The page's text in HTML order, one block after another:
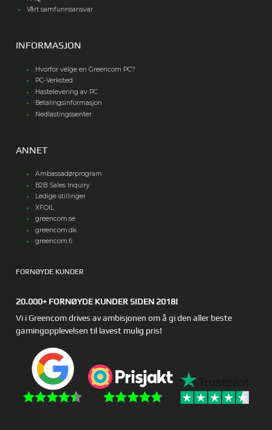
Vårt samfunnsansvar
INFORMASJON
Hvorfor velge en Greencom PC?
PC-Verksted
Hastelevering av PC
Betalingsinformasjon
Nedlastingssenter
ANNET
Ambassadørprogram
B2B Sales Inquiry
Ledige stillinger
XFOIL
greencom.se
greencom.dk
greencom.fi
FORNØYDE KUNDER
20.000+ FORNØYDE KUNDER SIDEN 2018!
Vi i Greencom drives av ambisjonen om å gi den aller beste
gamingopplevelsen til lavest mulig pris!